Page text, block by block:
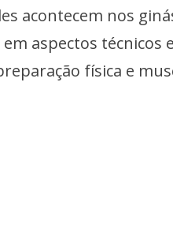
acontecem nos
aspectos técnicos
física e